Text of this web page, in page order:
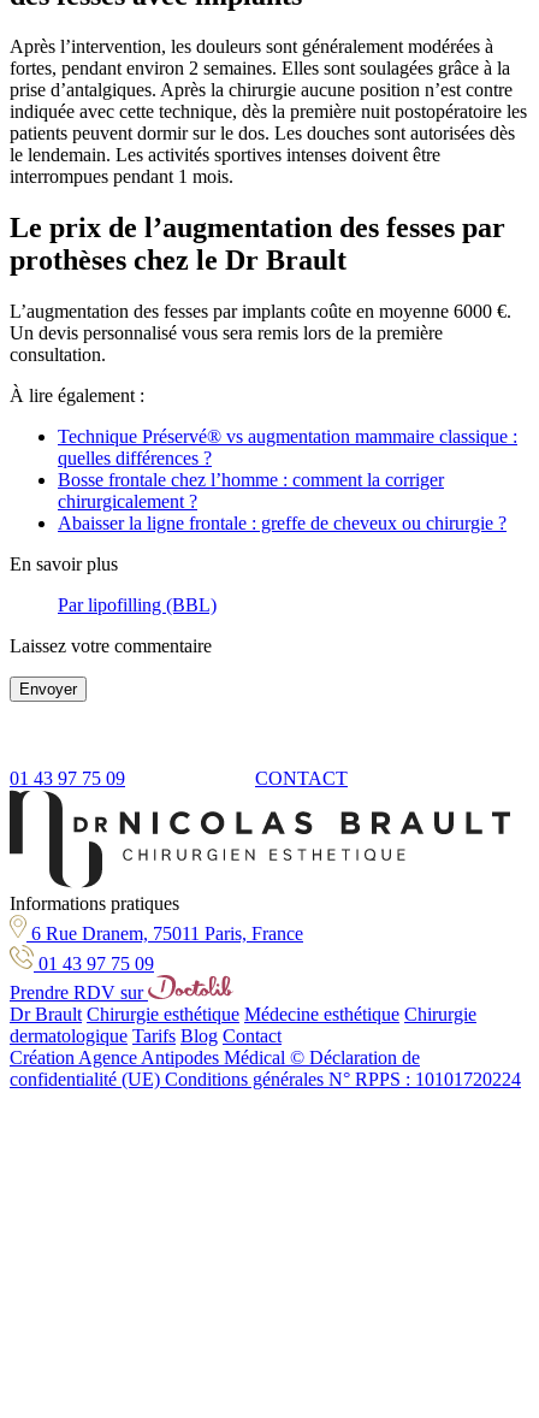
Après l’intervention, les douleurs sont généralement modérées à
fortes, pendant environ 2 semaines. Elles sont soulagées grâce à la
prise d’antalgiques. Après la chirurgie aucune position n’est contre
indiquée avec cette technique, dès la première nuit postopératoire les
patients peuvent dormir sur le dos. Les douches sont autorisées dès
le lendemain. Les activités sportives intenses doivent être
interrompues pendant 1 mois.
Le prix de l’augmentation des fesses par
prothèses chez le Dr Brault
L’augmentation des fesses par implants coûte en moyenne 6000 €.
Un devis personnalisé vous sera remis lors de la première
consultation.
À lire également :
Technique Préservé® vs augmentation mammaire classique :
quelles différences ?
Bosse frontale chez l’homme : comment la corriger
chirurgicalement ?
Abaisser la ligne frontale : greffe de cheveux ou chirurgie ?
En savoir plus
Par lipofilling (BBL)
Laissez votre commentaire
Envoyer
01 43 97 75 09 CONTACT
Informations pratiques
6 Rue Dranem, 75011 Paris, France
01 43 97 75 09
Prendre RDV sur
Dr Brault Chirurgie esthétique Médecine esthétique Chirurgie
dermatologique Tarifs Blog Contact
Création Agence Antipodes Médical © Déclaration de
confidentialité (UE) Conditions générales N° RPPS : 10101720224